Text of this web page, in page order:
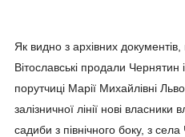
Як видно з архівних документів,
Вітославські продали Чернятин
порутчиці Марії Михайлівні
залізничної лінії нові
садиби з північного боку, з